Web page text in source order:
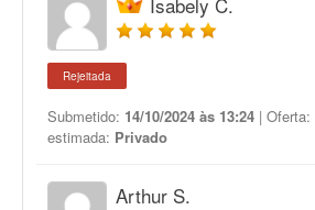
Rejeitada
Submetido: 14/10/2024 às 13:24 | Oferta:
estimada: Privado
Arthur S.